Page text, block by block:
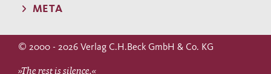
META
© 2000 - 2026 Verlag C.H.Beck GmbH & Co. KG
»The rest is silence.«